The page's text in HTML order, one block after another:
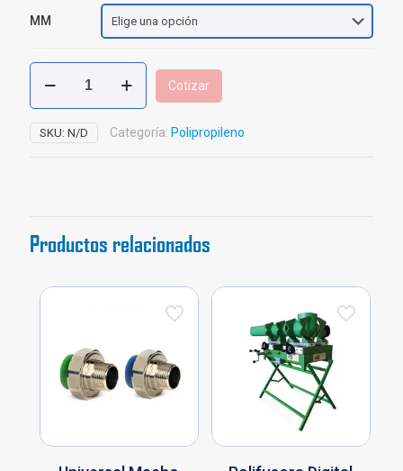
MM
Codo
Esquinero
Polipropileno
Fusión
cantidad
Cotizar
SKU: N/D Categoría: Polipropileno
Productos relacionados